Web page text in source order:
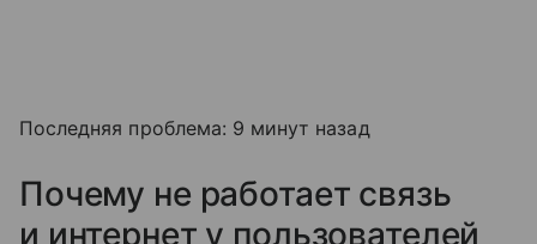
Последняя проблема: 9 минут назад
Почему не работает связь
и интернет у пользователей